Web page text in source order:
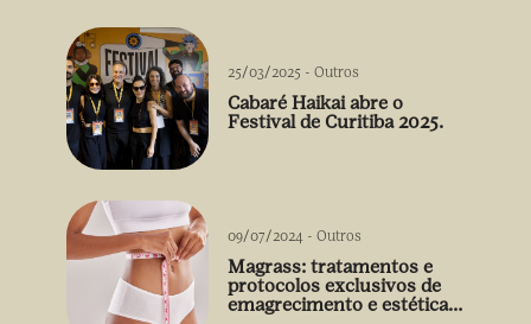
25/03/2025 - Outros
Cabaré Haikai abre o
Festival de Curitiba 2025.
09/07/2024 - Outros
Magrass: tratamentos e
protocolos exclusivos de
emagrecimento e estética